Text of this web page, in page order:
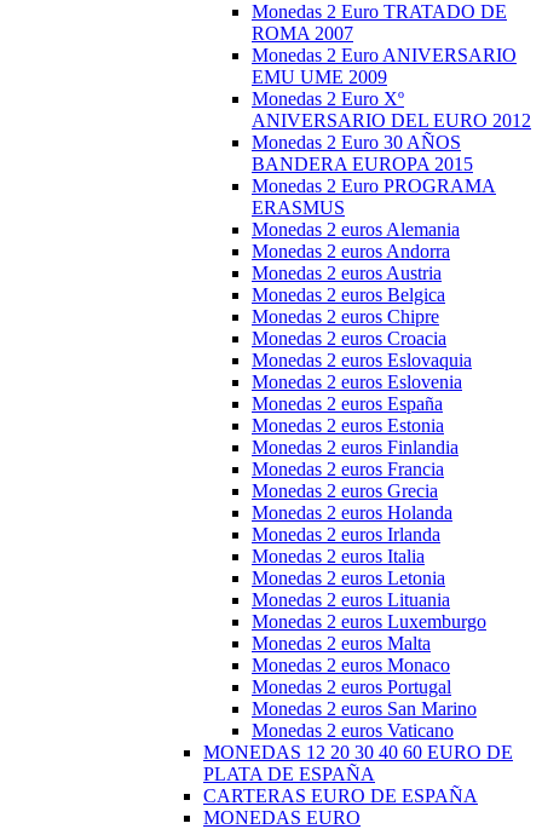
Monedas 2 Euro TRATADO DE
ROMA 2007
Monedas 2 Euro ANIVERSARIO
EMU UME 2009
Monedas 2 Euro Xº
ANIVERSARIO DEL EURO 2012
Monedas 2 Euro 30 AÑOS
BANDERA EUROPA 2015
Monedas 2 Euro PROGRAMA
ERASMUS
Monedas 2 euros Alemania
Monedas 2 euros Andorra
Monedas 2 euros Austria
Monedas 2 euros Belgica
Monedas 2 euros Chipre
Monedas 2 euros Croacia
Monedas 2 euros Eslovaquia
Monedas 2 euros Eslovenia
Monedas 2 euros España
Monedas 2 euros Estonia
Monedas 2 euros Finlandia
Monedas 2 euros Francia
Monedas 2 euros Grecia
Monedas 2 euros Holanda
Monedas 2 euros Irlanda
Monedas 2 euros Italia
Monedas 2 euros Letonia
Monedas 2 euros Lituania
Monedas 2 euros Luxemburgo
Monedas 2 euros Malta
Monedas 2 euros Monaco
Monedas 2 euros Portugal
Monedas 2 euros San Marino
Monedas 2 euros Vaticano
MONEDAS 12 20 30 40 60 EURO DE
PLATA DE ESPAÑA
CARTERAS EURO DE ESPAÑA
MONEDAS EURO